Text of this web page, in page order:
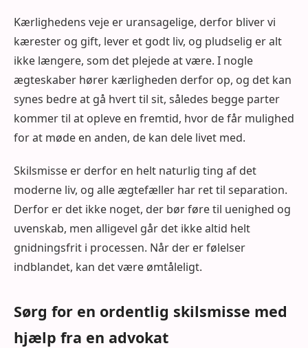
Kærlighedens veje er uransagelige, derfor bliver vi
kærester og gift, lever et godt liv, og pludselig er alt
ikke længere, som det plejede at være. I nogle
ægteskaber hører kærligheden derfor op, og det kan
synes bedre at gå hvert til sit, således begge parter
kommer til at opleve en fremtid, hvor de får mulighed
for at møde en anden, de kan dele livet med.
Skilsmisse er derfor en helt naturlig ting af det
moderne liv, og alle ægtefæller har ret til separation.
Derfor er det ikke noget, der bør føre til uenighed og
uvenskab, men alligevel går det ikke altid helt
gnidningsfrit i processen. Når der er følelser
indblandet, kan det være ømtåleligt.
Sørg for en ordentlig skilsmisse med
hjælp fra en advokat